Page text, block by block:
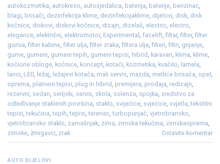
autokozmetika autokreso autosjedalica baterija baterije benzinac
blagi brisači dezinfekcija klime dezinfekcijaklime dijelovi disk disk
kočnice diskovi diskovi kočnice dizajn dizelaš electric electro
elegance električni elektromotor, Experimental facelift ,filtar,filter,filter
goriva ,filter kabine ,filter ulja ,filter zraka ,filtera ulja ,filteri ,filtri grijanje
gume gumeni gumeni tepih gumeni tepisi hibrid karavan klima klime
kočione obloge kočnice koncept kotači kozmetika kvačilo lamela
lanci LED ležaj ležajevi kotača mali servis mazda metlice brisača opel
oprema platneni tepisi plug in hibrid premijera prodaja redizajn
rezervni sedan serijski servis skola solenza spojka sredstvo za
odleđivanje staklenih površina staklo svijećice svjećice svjetla ,tekstilni
tepisi ,tekućina ,tepih ,tepisi ,terenac ,turbopunjač vjetrobransko
vjetrobransko staklo zamašnjak zima zimska tekućina zimskaoprema
zimske žmigavci zrak Ostavite komentar
AUTO DIJELOVI